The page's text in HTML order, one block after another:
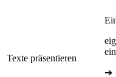
Texte präsentieren
➔